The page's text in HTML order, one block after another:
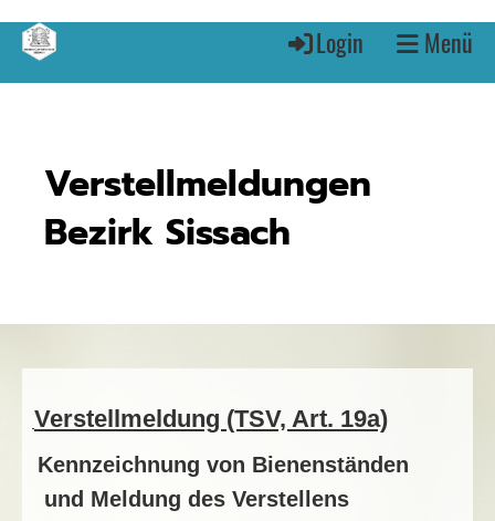
Login Menü
Verstellmeldungen
Bezirk Sissach
Verstellmeldung (TSV, Art. 19a)
Kennzeichnung von Bienenständen
und Meldung des Verstellens